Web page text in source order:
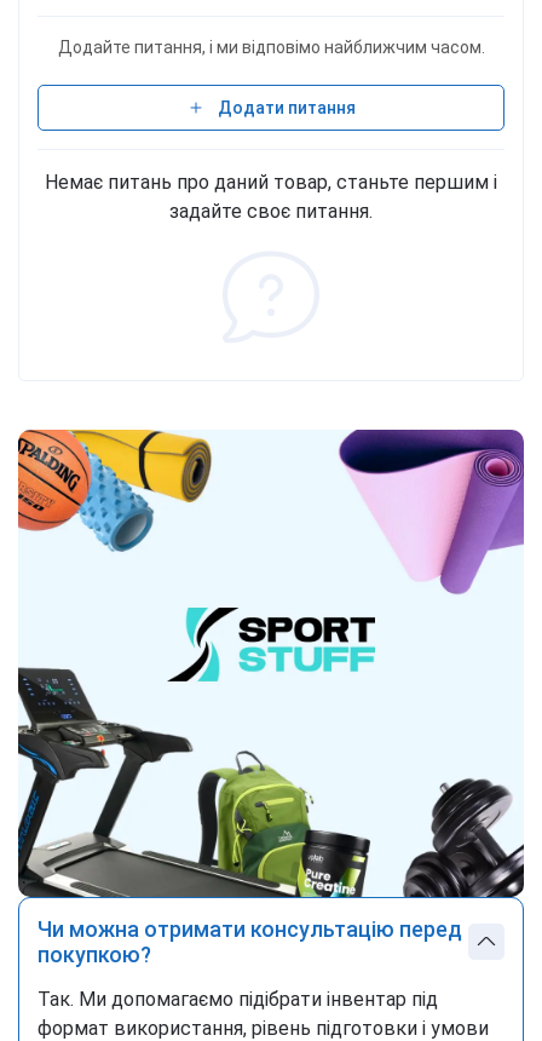
Додайте питання, і ми відповімо найближчим часом.
Додати питання
Немає питань про даний товар, станьте першим і
задайте своє питання.
Чи можна отримати консультацію перед
покупкою?
Так. Ми допомагаємо підібрати інвентар під
формат використання, рівень підготовки і умови